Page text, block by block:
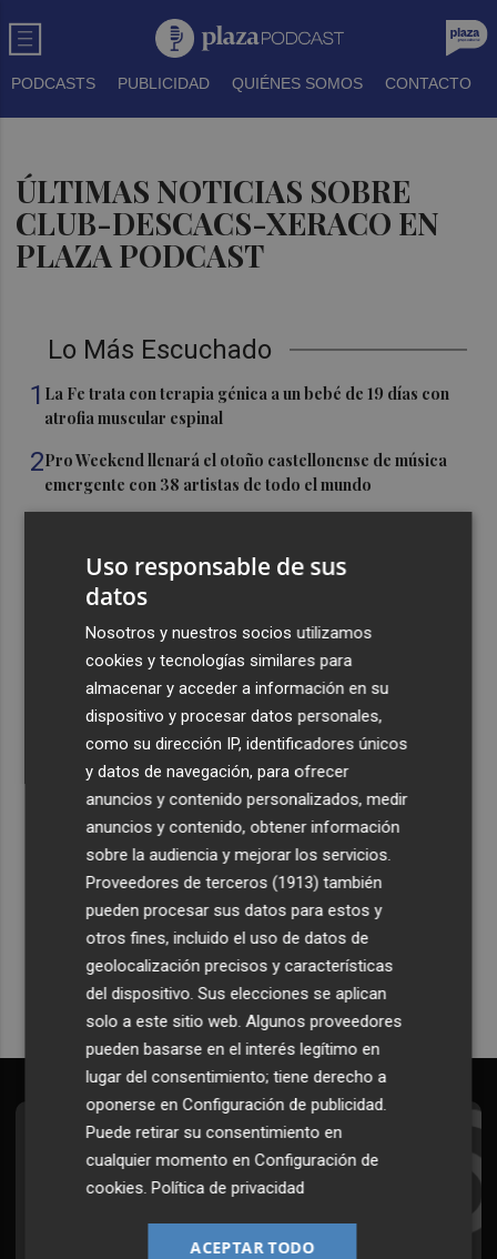
PODCASTS PUBLICIDAD QUIÉNES SOMOS CONTACTO
ÚLTIMAS NOTICIAS SOBRE
CLUB-DESCACS-XERACO EN
PLAZA PODCAST
Lo Más Escuchado
1 La Fe trata con terapia génica a un bebé de 19 días con
atrofia muscular espinal
2Pro Weekend llenará el otoño castellonense de música
emergente con 38 artistas de todo el mundo
Murcia restaura la histórica chimenea de Algezares para
Marco Simoni, director del Istituto Affari Internazionali,
abrirá Ignite con un análisis de los retos
geoestratégicos de Europa
Recibe toda la actualidad de
Plaza Podcast en tu correo
Quiero suscribirme
Suscríbete al Boletín
Todos los días a primera hora en tu email
Uso responsable de sus
datos
Nosotros y nuestros socios utilizamos
cookies y tecnologías similares para
almacenar y acceder a información en su
dispositivo y procesar datos personales,
como su dirección IP, identificadores únicos
y datos de navegación, para ofrecer
anuncios y contenido personalizados, medir
anuncios y contenido, obtener información
sobre la audiencia y mejorar los servicios.
Proveedores de terceros (1913) también
pueden procesar sus datos para estos y
otros fines, incluido el uso de datos de
geolocalización precisos y características
del dispositivo. Sus elecciones se aplican
solo a este sitio web. Algunos proveedores
pueden basarse en el interés legítimo en
lugar del consentimiento; tiene derecho a
oponerse enConfiguración de publicidad.
Puede retirar su consentimiento en
cualquier momento enConfiguración de
cookies.Política de privacidad
ACEPTAR TODO